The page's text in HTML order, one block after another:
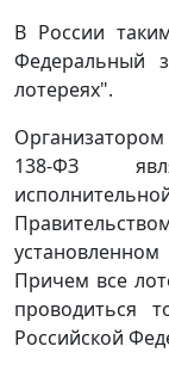
В России
Федеральный
лотереях".
138-ФЗ
Причем все
проводиться
Российской